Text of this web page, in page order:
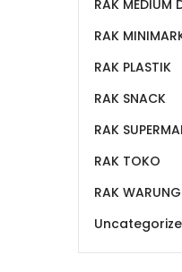
RAK MEDIUM
RAK
RAK PLASTIK
RAK SNACK
RAK
RAK TOKO
RAK WARUNG